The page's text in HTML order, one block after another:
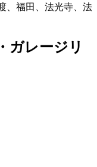
福田 法光寺
法
ガレージリ